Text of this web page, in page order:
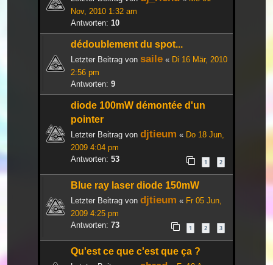
Nov, 2010 1:32 am
Antworten: 10
dédoublement du spot...
Letzter Beitrag von saile « Di 16 Mär, 2010
2:56 pm
Antworten: 9
diode 100mW démontée d'un
pointer
Letzter Beitrag von djtieum « Do 18 Jun,
2009 4:04 pm
Antworten: 53 1 2
Blue ray laser diode 150mW
Letzter Beitrag von djtieum « Fr 05 Jun,
2009 4:25 pm
Antworten: 73 1 2 3
Qu'est ce que c'est que ça ?